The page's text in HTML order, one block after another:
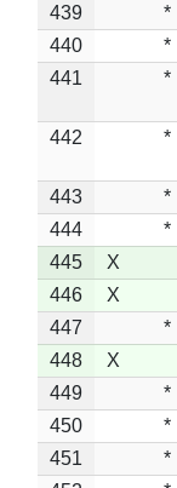
439
*
440
*
441
*
442
*
443
*
444
*
445
X
446
X
447
*
448
X
449
*
450
*
451
*